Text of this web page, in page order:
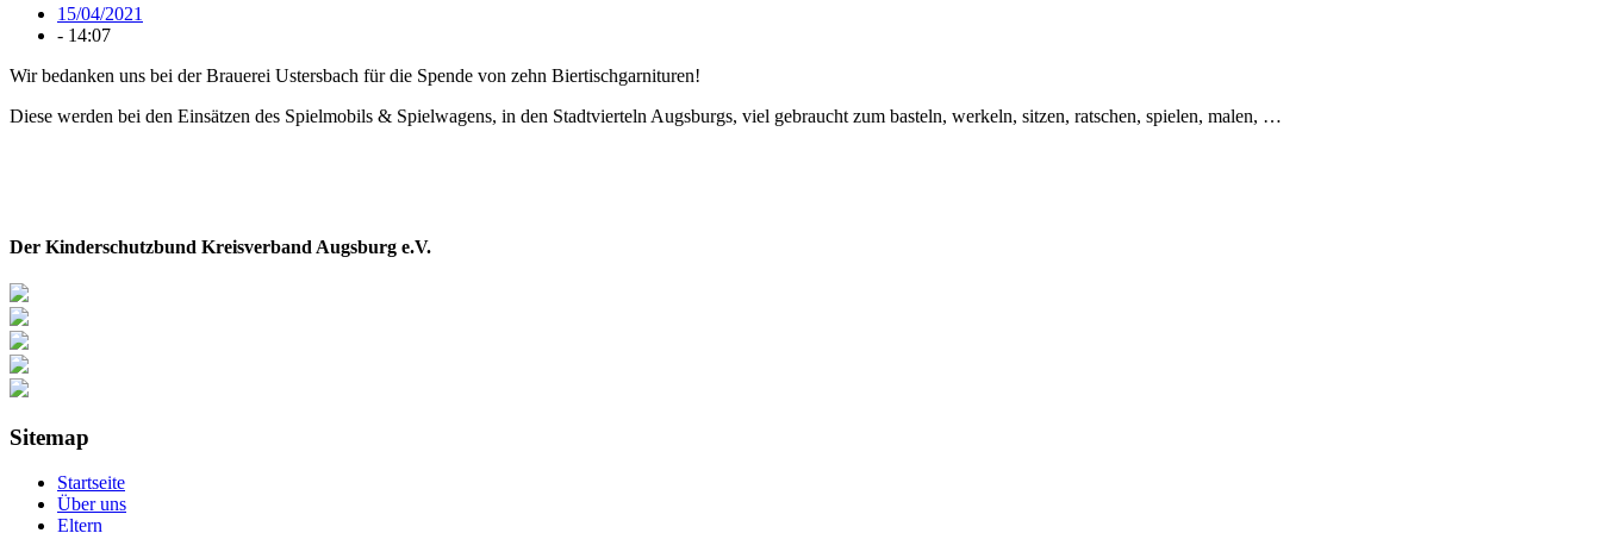
15/04/2021
- 14:07
Wir bedanken uns bei der Brauerei Ustersbach für die Spende von zehn Biertischgarnituren!
Diese werden bei den Einsätzen des Spielmobils & Spielwagens, in den Stadtvierteln Augsburgs, viel gebraucht zum basteln, werkeln, sitzen, ratschen, spielen, malen, …
Der Kinderschutzbund Kreisverband Augsburg e.V.
Sitemap
Startseite
Über uns
Eltern